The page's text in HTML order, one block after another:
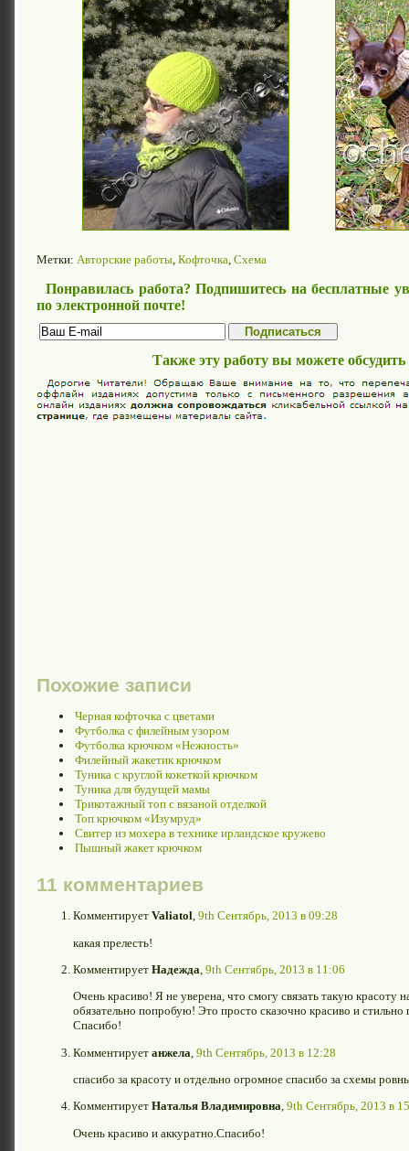
Метки: Авторские работы Кофточка Схема
Понравилась работа? Подпишитесь на бесплатные
по электронной почте!
Также эту работу вы можете
Похожие записи
Черная кофточка с цветами
Футболка с филейным узором
Футболка крючком «Нежность»
Филейный жакетик крючком
Туника с круглой кокеткой крючком
Туника для будущей мамы
Трикотажный топ с вязаной отделкой
Топ крючком «Изумруд»
Свитер из мохера в технике ирландское кружево
Пышный жакет крючком
11 комментариев
Комментирует Valiatol, 9th Сентябрь, 2013 в 09:28
какая прелесть!
Комментирует Надежда 9th Сентябрь, 2013 в 11:06
Очень красиво! Я не уверена, что смогу связать такую
обязательно попробую! Это просто сказочно красиво и
Спасибо!
Комментирует анжела 9th Сентябрь, 2013 в 12:28
спасибо за красоту и отдельно огромное спасибо за схемы
Комментирует Наталья Владимировна, 9th Сентябрь, 2013 в
Очень красиво и аккуратно.Спасибо!